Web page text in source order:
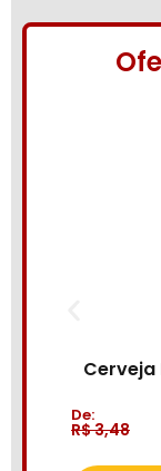
Eisenbahn
Por
R$ 2,99